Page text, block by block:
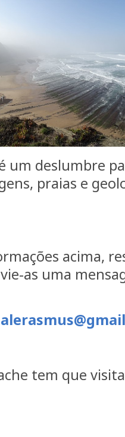
um deslumbre
praias e
acima,
as uma
tem que